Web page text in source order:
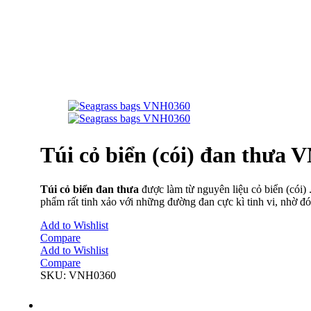
Túi cỏ biển (cói) đan thưa
Túi cỏ biển đan thưa được làm từ nguyên liệu cỏ biển (cói)
phẩm rất tinh xảo với những đường đan cực kì tinh vi, nhờ
Add to Wishlist
Compare
Add to Wishlist
Compare
SKU: VNH0360